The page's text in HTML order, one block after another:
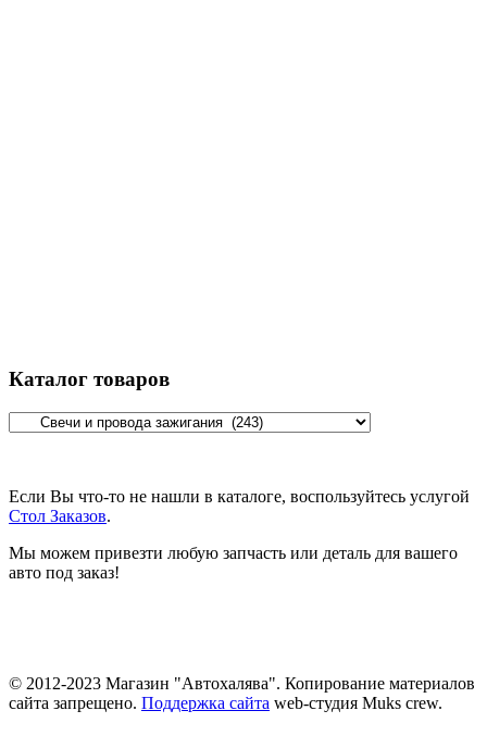
Каталог товаров
Если Вы что-то не нашли в каталоге, воспользуйтесь услугой
Стол Заказов.
Мы можем привезти любую запчасть или деталь для вашего
авто под заказ!
© 2012-2023 Магазин "Автохалява". Копирование материалов
сайта запрещено. Поддержка сайта web-студия Muks crew.